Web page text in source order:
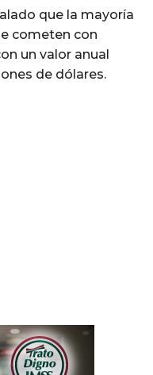
que la mayoría
cometen con
un valor anual
de dólares.